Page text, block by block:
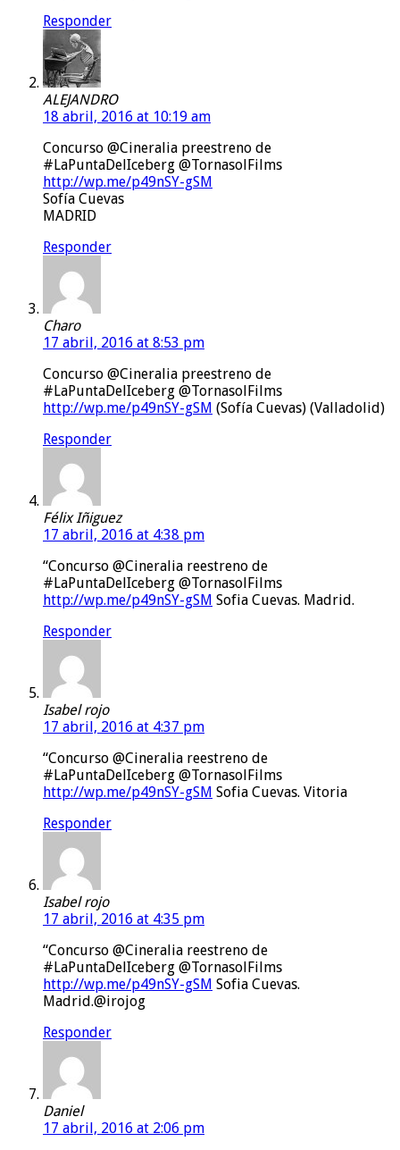
Responder
ALEJANDRO
18 abril, 2016 at 10:19 am
Concurso @Cineralia preestreno de
#LaPuntaDelIceberg @TornasolFilms
http://wp.me/p49nSY-gSM
Sofía Cuevas
MADRID
Responder
Charo
17 abril, 2016 at 8:53 pm
Concurso @Cineralia preestreno de
#LaPuntaDelIceberg @TornasolFilms
http://wp.me/p49nSY-gSM (Sofía Cuevas) (Valladolid)
Responder
Félix Iñiguez
17 abril, 2016 at 4:38 pm
“Concurso @Cineralia reestreno de
#LaPuntaDelIceberg @TornasolFilms
http://wp.me/p49nSY-gSM Sofia Cuevas. Madrid.
Responder
Isabel rojo
17 abril, 2016 at 4:37 pm
“Concurso @Cineralia reestreno de
#LaPuntaDelIceberg @TornasolFilms
http://wp.me/p49nSY-gSM Sofia Cuevas. Vitoria
Responder
Isabel rojo
17 abril, 2016 at 4:35 pm
“Concurso @Cineralia reestreno de
#LaPuntaDelIceberg @TornasolFilms
http://wp.me/p49nSY-gSM Sofia Cuevas.
Madrid.@irojog
Responder
Daniel
17 abril, 2016 at 2:06 pm